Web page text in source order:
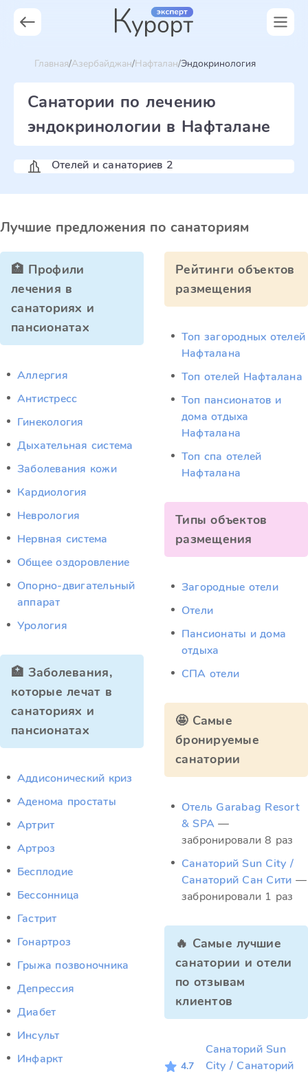
Главная Азербайджан Нафталан Эндокринология
Санатории по лечению
эндокринологии в Нафталане
Отелей и санаториев 2
Лучшие предложения по санаториям
🏥 Профили
лечения в
санаториях и
пансионатах
Аллергия
Антистресс
Гинекология
Дыхательная система
Заболевания кожи
Кардиология
Неврология
Нервная система
Общее оздоровление
Опорно-двигательный
аппарат
Урология
🏥 Заболевания,
которые лечат в
санаториях и
пансионатах
Аддисонический криз
Аденома простаты
Артрит
Артроз
Бесплодие
Бессонница
Гастрит
Гонартроз
Грыжа позвоночника
Депрессия
Диабет
Инсульт
Инфаркт
Рейтинги объектов
размещения
Топ загородных отелей
Нафталана
Топ отелей Нафталана
Топ пансионатов и
дома отдыха
Нафталана
Топ спа отелей
Нафталана
Типы объектов
размещения
Загородные отели
Отели
Пансионаты и дома
отдыха
СПА отели
🤩 Самые
бронируемые
санатории
Отель Garabag Resort
& SPA —
забронировали 8 раз
Санаторий Sun City /
Санаторий Сан Сити —
забронировали 1 раз
🔥 Самые лучшие
санатории и отели
по отзывам
клиентов
4.7
Санаторий Sun
City / Санаторий